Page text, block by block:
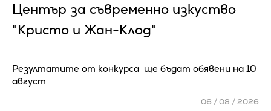
Център за съвременно изкуство
"Кристо и Жан-Клод"
Резултатите от конкурса ще бъдат обявени на 10
август
06 / 08 / 2026